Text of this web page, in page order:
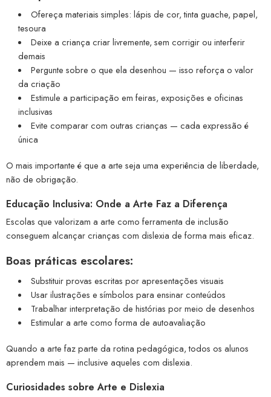
Ofereça materiais simples: lápis de cor, tinta guache, papel,
tesoura
Deixe a criança criar livremente, sem corrigir ou interferir
demais
Pergunte sobre o que ela desenhou — isso reforça o valor
da criação
Estimule a participação em feiras, exposições e oficinas
inclusivas
Evite comparar com outras crianças — cada expressão é
única
O mais importante é que a arte seja uma experiência de liberdade,
não de obrigação.
Educação Inclusiva: Onde a Arte Faz a Diferença
Escolas que valorizam a arte como ferramenta de inclusão
conseguem alcançar crianças com dislexia de forma mais eficaz.
Boas práticas escolares:
Substituir provas escritas por apresentações visuais
Usar ilustrações e símbolos para ensinar conteúdos
Trabalhar interpretação de histórias por meio de desenhos
Estimular a arte como forma de autoavaliação
Quando a arte faz parte da rotina pedagógica, todos os alunos
aprendem mais — inclusive aqueles com dislexia.
Curiosidades sobre Arte e Dislexia